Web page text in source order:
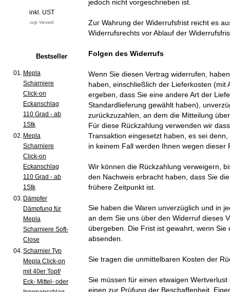
inkl. UST
zzgl. Versand
Bestseller
01. Mepla
Scharniere
Click-on
Eckanschlag
110 Grad - ab
1Stk
02. Mepla
Scharniere
Click-on
Eckanschlag
110 Grad - ab
1Stk
03. Dämpfer
Dämpfung für
Mepla
Scharniere Soft-
Close
04.Scharnier Typ
Mepla Click-on
mit 40er Topf/
Eck- Mittel- oder
jedoch nicht vorgeschrieben ist.
Zur Wahrung der Widerrufsfrist reicht es
Widerrufsrechts vor Ablauf der
Folgen des Widerrufs
Wenn Sie diesen Vertrag widerrufen,
haben, einschließlich der Lieferkosten (mit
ergeben, dass Sie eine andere Art der
Standardlieferung gewählt haben),
zurückzuzahlen, an dem die Mitteilung
Für diese Rückzahlung verwenden wir
Transaktion eingesetzt haben, es sei
in keinem Fall werden Ihnen wegen dieser
Wir können die Rückzahlung verweigern,
den Nachweis erbracht haben, dass Sie
frühere Zeitpunkt ist.
Sie haben die Waren unverzüglich und in
an dem Sie uns über den Widerruf dieses
übergeben. Die Frist ist gewahrt, wenn
absenden.
Sie tragen die unmittelbaren Kosten der
Sie müssen für einen etwaigen
einen zur Prüfung der Beschaffenheit,